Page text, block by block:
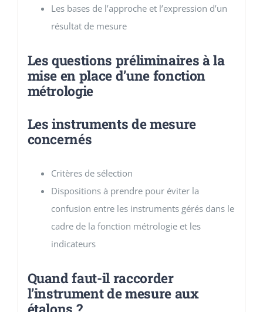
Les bases de l’approche et l’expression d’un
résultat de mesure
Les questions préliminaires à la
mise en place d’une fonction
métrologie
Les instruments de mesure
concernés
Critères de sélection
Dispositions à prendre pour éviter la
confusion entre les instruments gérés dans le
cadre de la fonction métrologie et les
indicateurs
Quand faut-il raccorder
l’instrument de mesure aux
étalons ?